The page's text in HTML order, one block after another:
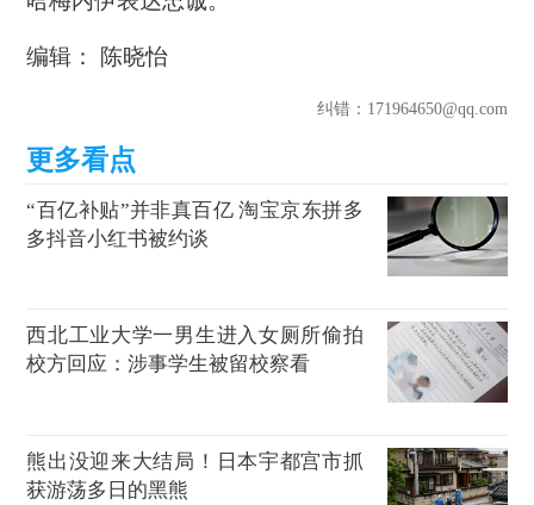
编辑： 陈晓怡
纠错：171964650@qq.com
“百亿补贴”并非真百亿 淘宝京东拼多
多抖音小红书被约谈
西北工业大学一男生进入女厕所偷拍
校方回应：涉事学生被留校察看
熊出没迎来大结局！日本宇都宫市抓
获游荡多日的黑熊